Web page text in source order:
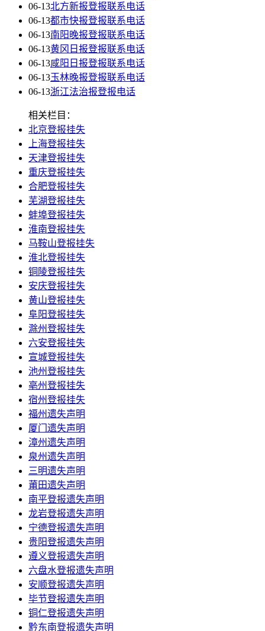
06-13北方新报登报联系电话
06-13都市快报登报联系电话
06-13南阳晚报登报联系电话
06-13黄冈日报登报联系电话
06-13咸阳日报登报联系电话
06-13玉林晚报登报联系电话
06-13浙江法治报登报电话
相关栏目：
北京登报挂失
上海登报挂失
天津登报挂失
重庆登报挂失
合肥登报挂失
芜湖登报挂失
蚌埠登报挂失
淮南登报挂失
马鞍山登报挂失
淮北登报挂失
铜陵登报挂失
安庆登报挂失
黄山登报挂失
阜阳登报挂失
滁州登报挂失
六安登报挂失
宣城登报挂失
池州登报挂失
亳州登报挂失
宿州登报挂失
福州遗失声明
厦门遗失声明
漳州遗失声明
泉州遗失声明
三明遗失声明
莆田遗失声明
南平登报遗失声明
龙岩登报遗失声明
宁德登报遗失声明
贵阳登报遗失声明
遵义登报遗失声明
六盘水登报遗失声明
安顺登报遗失声明
毕节登报遗失声明
铜仁登报遗失声明
黔东南登报遗失声明